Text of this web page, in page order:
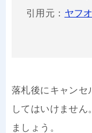
引用元： ヤフ
落札後にキャンセ
してはいけません
ましょう。